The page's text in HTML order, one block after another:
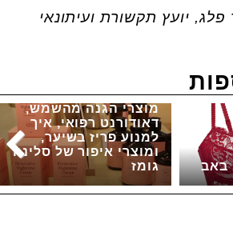
פלג, יועץ תקשורת ועיתונאי
מוצרי הגנה מהשמש,
דאודורנט רפואי, איך
למנוע פריז בשיער,
ומוצרי איפור של סלינה
גומז
באב